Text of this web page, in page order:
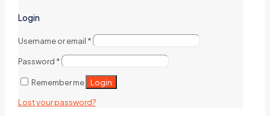
Login
Username or email *
Password *
Remember me Login
Lost your password?